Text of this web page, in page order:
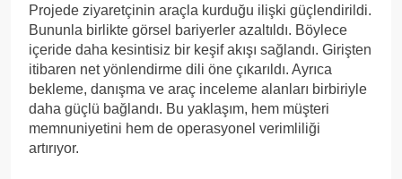
Projede ziyaretçinin araçla kurduğu ilişki güçlendirildi.
Bununla birlikte görsel bariyerler azaltıldı. Böylece
içeride daha kesintisiz bir keşif akışı sağlandı. Girişten
itibaren net yönlendirme dili öne çıkarıldı. Ayrıca
bekleme, danışma ve araç inceleme alanları birbiriyle
daha güçlü bağlandı. Bu yaklaşım, hem müşteri
memnuniyetini hem de operasyonel verimliliği
artırıyor.